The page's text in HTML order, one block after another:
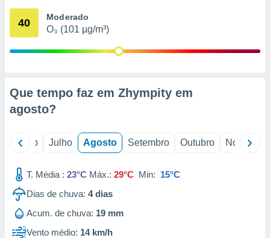
através
1199
40 Moderado
O₃ (101 µg/m³)
Que tempo faz em Zhympity em
agosto?
Junho Julho Agosto Setembro Outubro Novembro
T. Média : 23°C Máx.: 29°C Min: 15°C
Dias de chuva: 4dias
Acum. de chuva: 19 mm
Vento médio: 14 km/h